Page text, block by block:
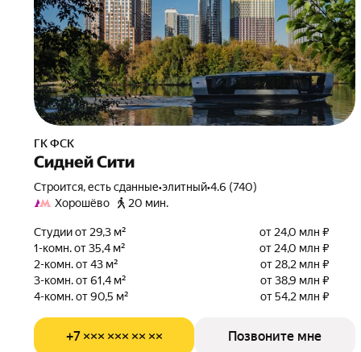
ГК ФСК
Сидней Сити
Строится, есть сданные•элитный•4.6 (740)
Хорошёво
20 мин.
Студии от 29,3 м²
от 24,0 млн ₽
1-комн. от 35,4 м²
от 24,0 млн ₽
2-комн. от 43 м²
от 28,2 млн ₽
3-комн. от 61,4 м²
от 38,9 млн ₽
4-комн. от 90,5 м²
от 54,2 млн ₽
+7 ××× ××× ×× ×× Позвоните мне